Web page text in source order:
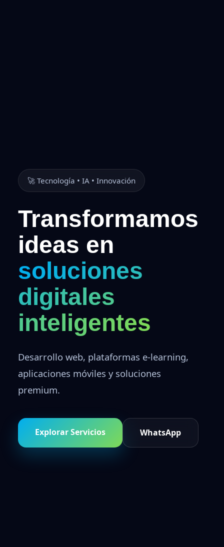
🚀 Tecnología • IA • Innovación
Transformamos
ideas en
soluciones
digitales
inteligentes
Desarrollo web, plataformas e-learning,
aplicaciones móviles y soluciones
premium.
Explorar Servicios WhatsApp